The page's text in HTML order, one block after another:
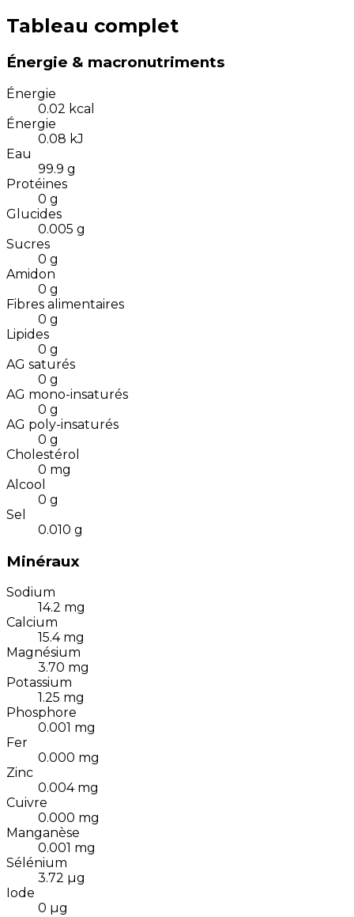
Tableau complet
Énergie & macronutriments
Énergie
0.02 kcal
Énergie
0.08 kJ
Eau
99.9 g
Protéines
0 g
Glucides
0.005 g
Sucres
0 g
Amidon
0 g
Fibres alimentaires
0 g
Lipides
0 g
AG saturés
0 g
AG mono-insaturés
0 g
AG poly-insaturés
0 g
Cholestérol
0 mg
Alcool
0 g
Sel
0.010 g
Minéraux
Sodium
14.2 mg
Calcium
15.4 mg
Magnésium
3.70 mg
Potassium
1.25 mg
Phosphore
0.001 mg
Fer
0.000 mg
Zinc
0.004 mg
Cuivre
0.000 mg
Manganèse
0.001 mg
Sélénium
3.72 µg
Iode
0 µg